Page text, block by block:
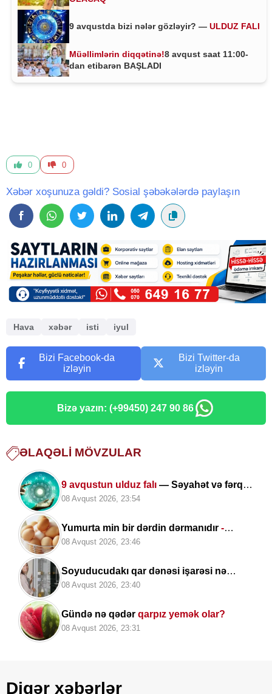
9 avqustda bizi nələr gözləyir? — ULDUZ FALI
Müəllimlərin diqqətinə!8 avqust saat 11:00-
dan etibarən BAŞLADI
0 0
Xəbər xoşunuza gəldi? Sosial şəbəkələrdə paylaşın
Hava xəbər isti iyul
Bizi Facebook-da
izləyin
Bizi Twitter-da
izləyin
Bizə yazın: (+99450) 247 90 86
ƏLAQƏLI MÖVZULAR
9 avqustun ulduz falı — Səyahət və fərqli
təcrübələr üçün uğurlu gündür
08 Avqust 2026, 23:54
Yumurta min bir dərdin dərmanıdır -
ARAŞDIRMA
08 Avqust 2026, 23:46
Soyuducudakı qar dənəsi işarəsi nə
deməkdir? - Çoxları ondan istifadə edə
bilmir
08 Avqust 2026, 23:40
Gündə nə qədər qarpız yemək olar?
08 Avqust 2026, 23:31
Digər xəbərlər